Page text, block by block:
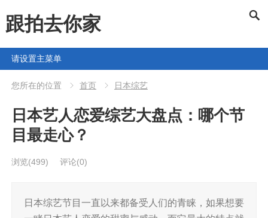
跟拍去你家
请设置主菜单
您所在的位置 首页 日本综艺
日本艺人恋爱综艺大盘点：哪个节
目最走心？
浏览(499) 评论(0)
日本综艺节目一直以来都备受人们的青睐，如果想要